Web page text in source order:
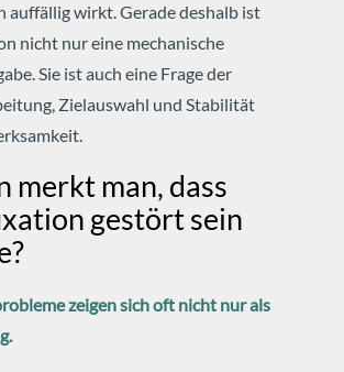
auffällig wirkt.Gerade deshalb ist
nicht nur eine mechanische
Sie ist auch eine Frage der
Zielauswahl und Stabilität
merkt man, dass
gestört sein
zeigen sich oft nicht nur als